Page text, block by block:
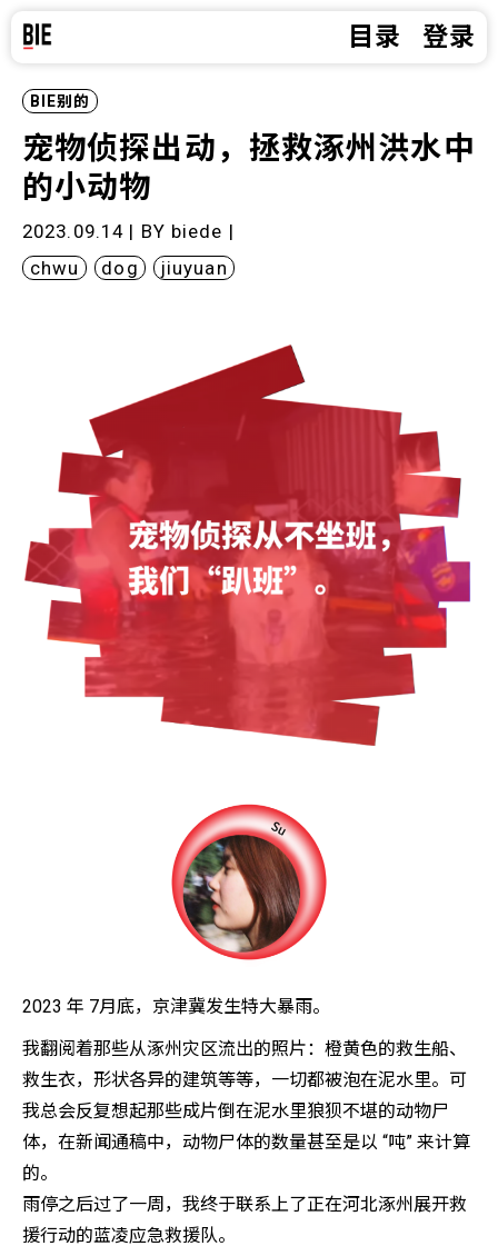
目录 登录
BIE别的
宠物侦探出动，拯救涿州洪水中
的小动物
2023.09.14 | BY biede |
chwu
dog jiuyuan
2023 年 7月底，京津冀发生特大暴雨。
我翻阅着那些从涿州灾区流出的照片：橙黄色的救生船、
救生衣，形状各异的建筑等等，一切都被泡在泥水里。可
我总会反复想起那些成片倒在泥水里狼狈不堪的动物尸
体，在新闻通稿中，动物尸体的数量甚至是以 “吨” 来计算
的。
雨停之后过了一周，我终于联系上了正在河北涿州展开救
援行动的蓝凌应急救援队。